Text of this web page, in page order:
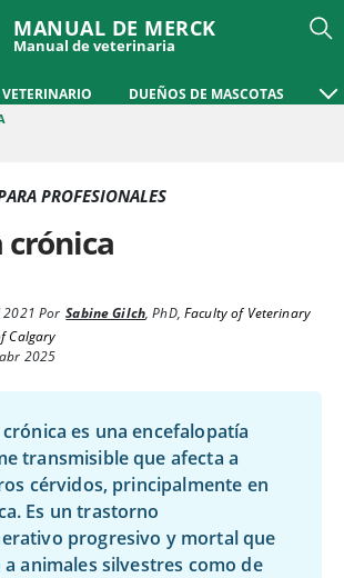
MANUAL DE MERCK
Manual de veterinaria
DUEÑOS DE MASCOTAS
PROFESIONALES
crónica
2021 Por Sabine Gilch,PhD,Faculty of Veterinary
Calgary
2025
es una encefalopatía
transmisible que afecta a
cérvidos, principalmente en
Es un trastorno
progresivo y mortal que
animales silvestres como de